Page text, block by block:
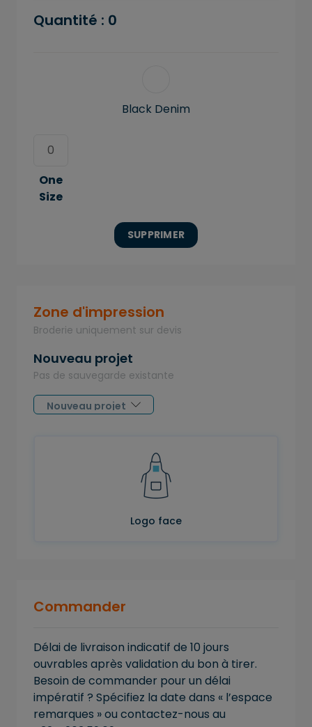
Quantité : 0
Black Denim
One
Size
SUPPRIMER
Zone d'impression
Broderie uniquement sur devis
Nouveau projet
Pas de sauvegarde existante
Logo face
Commander
Délai de livraison indicatif de 10 jours
ouvrables après validation du bon à tirer.
Besoin de commander pour un délai
impératif ? Spécifiez la date dans « l’espace
remarques » ou contactez-nous au